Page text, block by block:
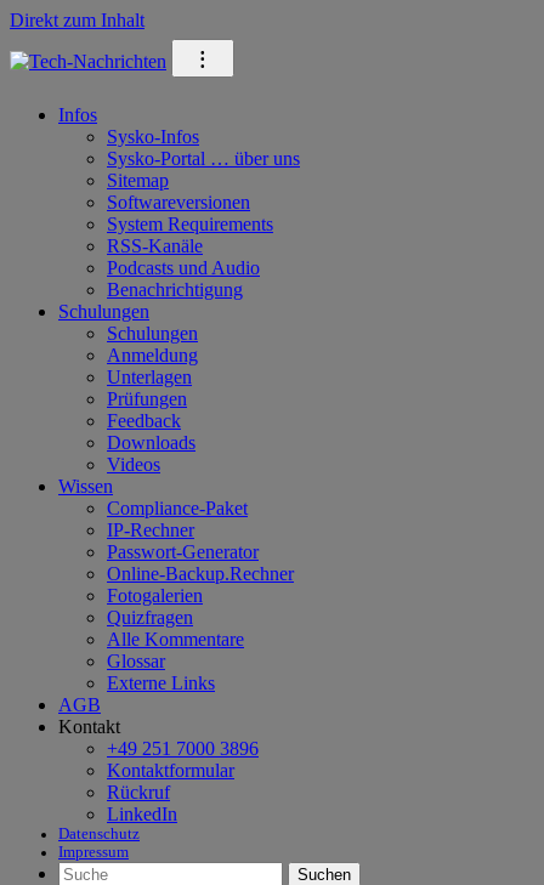
Direkt zum Inhalt
⁝
Infos
Sysko-Infos
Sysko-Portal … über uns
Sitemap
Softwareversionen
System Requirements
RSS-Kanäle
Podcasts und Audio
Benachrichtigung
Schulungen
Schulungen
Anmeldung
Unterlagen
Prüfungen
Feedback
Downloads
Videos
Wissen
Compliance-Paket
IP-Rechner
Passwort-Generator
Online-Backup.Rechner
Fotogalerien
Quizfragen
Alle Kommentare
Glossar
Externe Links
AGB
Kontakt
+49 251 7000 3896
Kontaktformular
Rückruf
LinkedIn
Datenschutz
Impressum
Suchen